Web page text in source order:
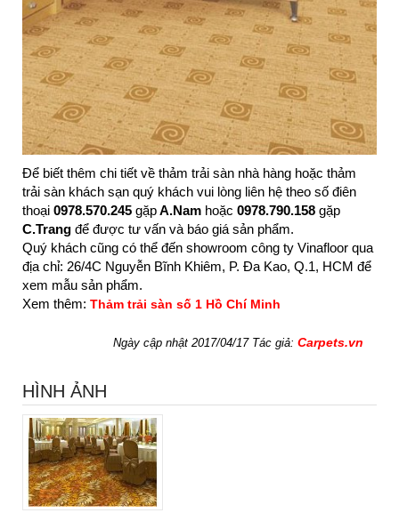
Để biết thêm chi tiết về thảm trải sàn nhà hàng hoặc thảm
trải sàn khách sạn quý khách vui lòng liên hệ theo số điên
thoại 0978.570.245 gặpA.Nam hoặc 0978.790.158 gặp
C.Trang để được tư vấn và báo giá sản phẩm.
Quý khách cũng có thể đến showroom công ty Vinafloor qua
địa chỉ: 26/4C Nguyễn Bĩnh Khiêm, P. Đa Kao, Q.1, HCM để
xem mẫu sản phẩm.
Xem thêm: Thảm trải sàn số 1 Hồ Chí Minh
Ngày cập nhật 2017/04/17 Tác giả: Carpets.vn
HÌNH ẢNH